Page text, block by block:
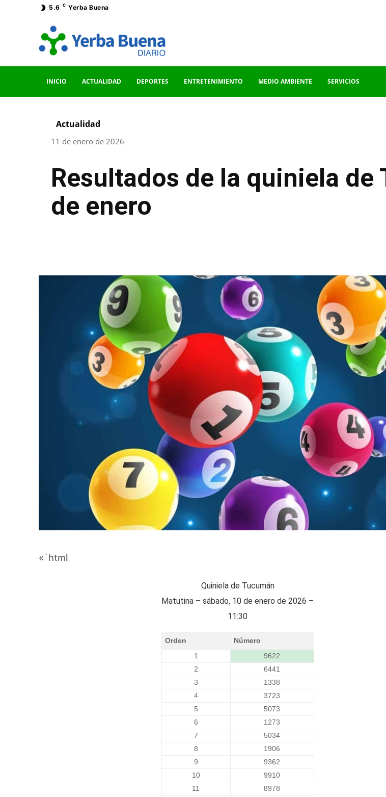
5.6 C Yerba Buena
INICIO ACTUALIDAD DEPORTES ENTRETENIMIENTO MEDIO AMBIENTE SERVICIOS
Actualidad
11 de enero de 2026
Resultados de la quiniela de
de enero
«`html
Quiniela de Tucumán
Matutina – sábado, 10 de enero de 2026 –
11:30
Orden
Número
1
9622
2
6441
3
1338
4
3723
5
5073
6
1273
7
5034
8
1906
9
9362
10
9910
11
8978